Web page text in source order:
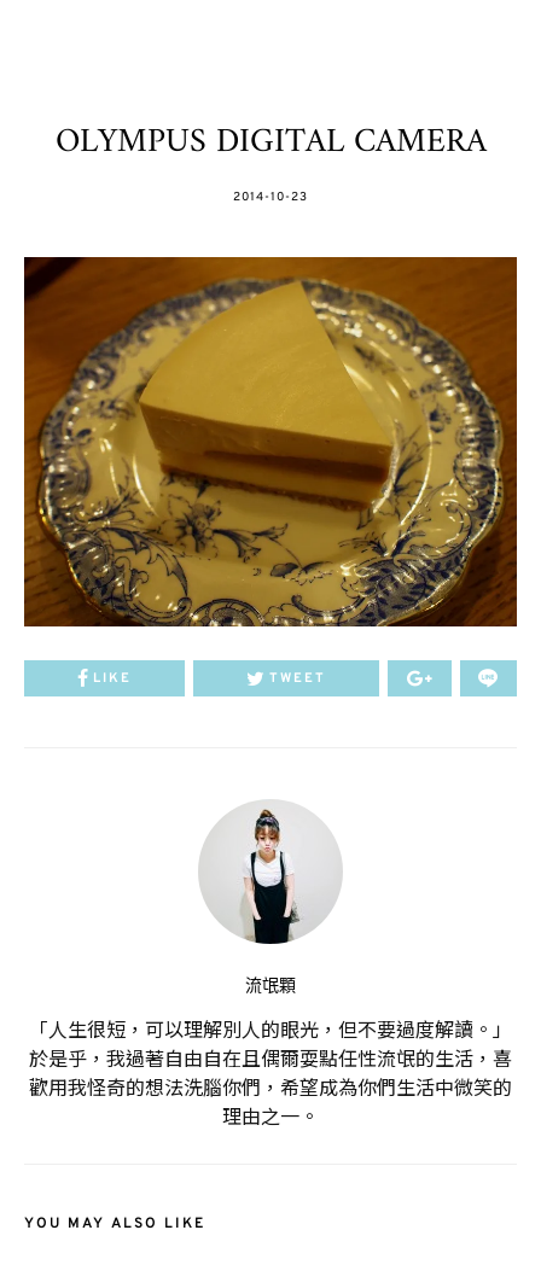
OLYMPUS DIGITAL CAMERA
POSTED
2014-10-23
LIKE TWEET
流氓顆
「人生很短，可以理解別人的眼光，但不要過度解讀。」
於是乎，我過著自由自在且偶爾耍點任性流氓的生活，喜
歡用我怪奇的想法洗腦你們，希望成為你們生活中微笑的
理由之一。
YOU MAY ALSO LIKE